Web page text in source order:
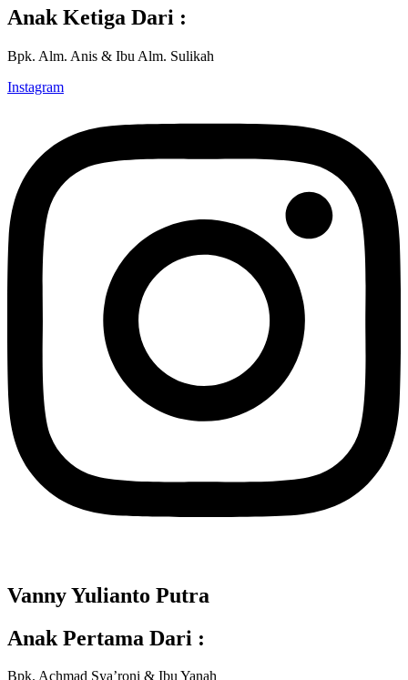
Anak Ketiga Dari :
Bpk. Alm. Anis & Ibu Alm. Sulikah
Instagram
Vanny Yulianto Putra
Anak Pertama Dari :
Bpk. Achmad Sya’roni & Ibu Yanah